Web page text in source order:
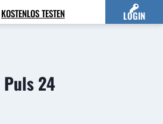
KOSTENLOS TESTEN LOGIN
Puls 24